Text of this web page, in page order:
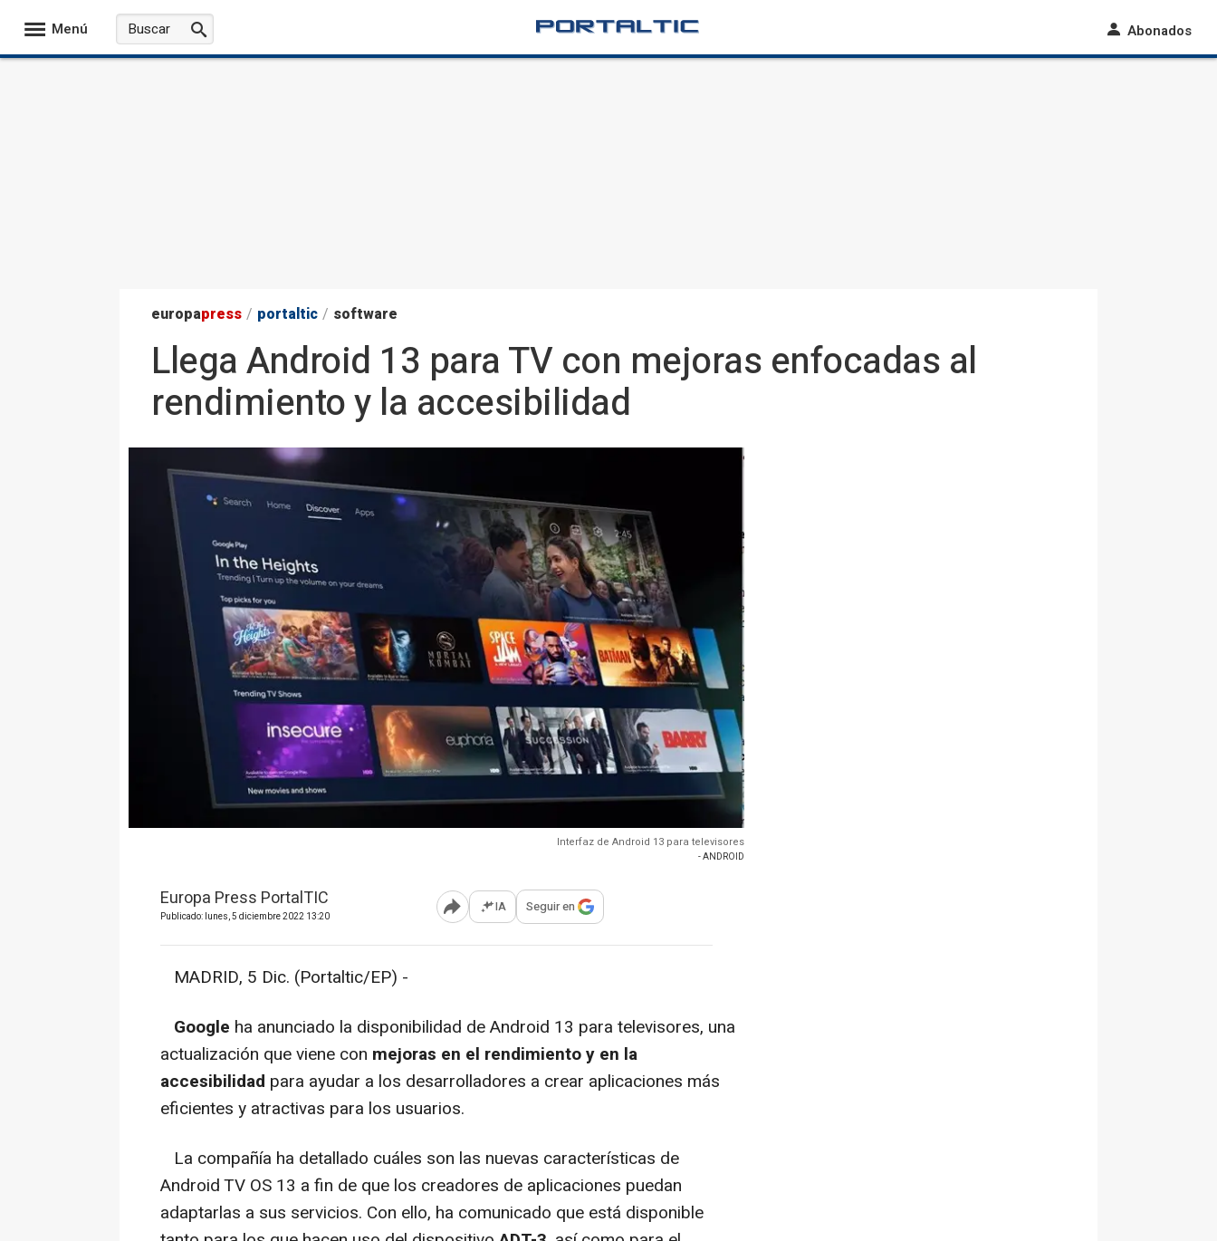
Menú Abonados
europapress / portaltic / software
Llega Android 13 para TV con mejoras enfocadas al
rendimiento y la accesibilidad
Interfaz de Android 13 para televisores
- ANDROID
Europa Press PortalTIC
Publicado: lunes, 5 diciembre 2022 13:20 Abrir opciones para compartir
IA Seguir en
MADRID, 5 Dic. (Portaltic/EP) -
Google ha anunciado la disponibilidad de Android 13 para televisores, una
actualización que viene con mejoras en el rendimiento y en la
accesibilidad para ayudar a los desarrolladores a crear aplicaciones más
eficientes y atractivas para los usuarios.
La compañía ha detallado cuáles son las nuevas características de
Android TV OS 13 a fin de que los creadores de aplicaciones puedan
adaptarlas a sus servicios. Con ello, ha comunicado que está disponible